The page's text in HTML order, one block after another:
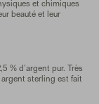
et chimiques
beauté et leur
% d’argent pur. Très
argent sterling est fait